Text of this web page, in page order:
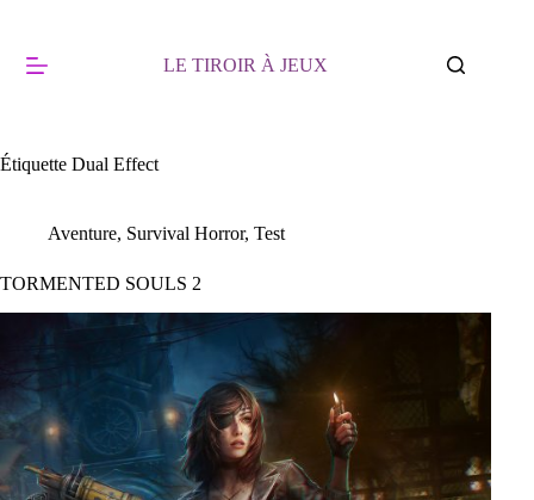
LE TIROIR À JEUX
Étiquette Dual Effect
Aventure, Survival Horror, Test
TORMENTED SOULS 2